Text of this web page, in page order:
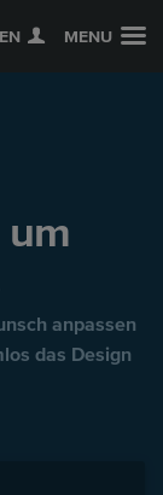
MENU
anpassen
das Design